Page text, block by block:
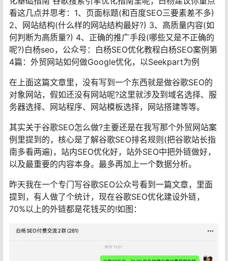
看这几点并思考：1、页面标题(和百度SEO三要素差不多)
2、网站结构(什么样的网站结构最好?) 3、高质量内容(如
何判断为高质量?) 4、正确的推广手段(哪些又是不正确的
呢?)白杨seo，公众号：白杨SEO优化教程白杨SEO案例第
4篇：外贸网站如何做Google优化，以Seekpart为例
在上面这篇文章里，没有写到一个东西就是做谷歌SEO的
对象网站，假如还没有网站呢?这里就涉及到域名选择、服
务器选择、网站程序、网站模板选择，网站搭建等等。
其实关于谷歌SEO怎么做?主要还是在我写那个外贸网站案
例里提到的，核心是了解谷歌SEO排名规则(把谷歌站长指
南多看两遍)，站内SEO优化好，站外SEO中把外链做好，
以及最重要的内容本身。最多再加上一个数据分析。
昨天我在一个专门写谷歌SEO公众号看到一篇文章，里面
提到，有人做了个统计，现在谷歌SEO优化建设外链，
70%以上的外链都是花钱买的!如图：